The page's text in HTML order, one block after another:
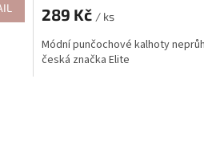
289 Kč / ks
Módní punčochové kalhoty
česká značka Elite